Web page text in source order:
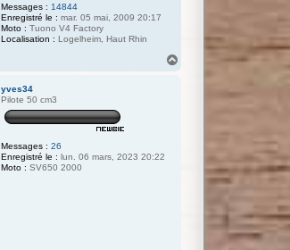
Messages : 14844
Enregistré le : mar. 05 mai, 2009 20:17
Moto : Tuono V4 Factory
Localisation : Logelheim, Haut Rhin
yves34
Pilote 50 cm3
Messages : 26
Enregistré le : lun. 06 mars, 2023 20:22
Moto : SV650 2000